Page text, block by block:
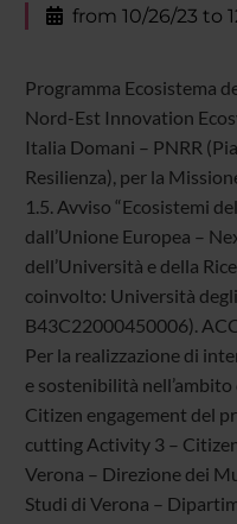
from 10/26/23 to
Programma Ecosistema
Nord-Est Innovation
Italia Domani – PNRR
Resilienza), per la
1.5. Avviso “Ecosistemi
dall’Unione Europea –
dell’Università e della
coinvolto: Università
B43C22000450006).
Per la realizzazione di
e sostenibilità
Citizen engagement del
cutting Activity 3 –
Verona – Direzione dei
Studi di Verona –